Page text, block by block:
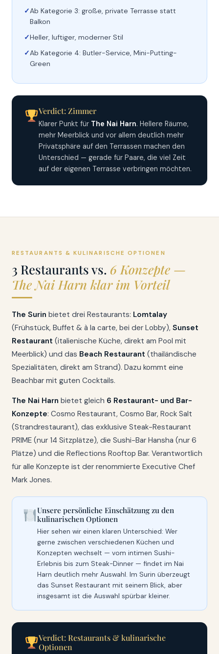
Ab Kategorie 3: große, private Terrasse statt
Balkon
Heller, luftiger, moderner Stil
Ab Kategorie 4: Butler-Service, Mini-Putting-
Green
Verdict: Zimmer
Klarer Punkt für The Nai Harn. Hellere Räume,
mehr Meerblick und vor allem deutlich mehr
Privatsphäre auf den Terrassen machen den
Unterschied — gerade für Paare, die viel Zeit
auf der eigenen Terrasse verbringen möchten.
RESTAURANTS & KULINARISCHE OPTIONEN
3 Restaurants vs. 6 Konzepte —
The Nai Harn klar im Vorteil
The Surin bietet drei Restaurants: Lomtalay
(Frühstück, Buffet & à la carte, bei der Lobby), Sunset
Restaurant (italienische Küche, direkt am Pool mit
Meerblick) und das Beach Restaurant (thailändische
Spezialitäten, direkt am Strand). Dazu kommt eine
Beachbar mit guten Cocktails.
The Nai Harn bietet gleich 6 Restaurant- und Bar-
Konzepte: Cosmo Restaurant, Cosmo Bar, Rock Salt
(Strandrestaurant), das exklusive Steak-Restaurant
PRIME (nur 14 Sitzplätze), die Sushi-Bar Hansha (nur 6
Plätze) und die Reflections Rooftop Bar. Verantwortlich
für alle Konzepte ist der renommierte Executive Chef
Mark Jones.
Unsere persönliche Einschätzung zu den
kulinarischen Optionen
Hier sehen wir einen klaren Unterschied: Wer
gerne zwischen verschiedenen Küchen und
Konzepten wechselt — vom intimen Sushi-
Erlebnis bis zum Steak-Dinner — findet im Nai
Harn deutlich mehr Auswahl. Im Surin überzeugt
das Sunset Restaurant mit seinem Blick, aber
insgesamt ist die Auswahl spürbar kleiner.
Verdict: Restaurants & kulinarische
Optionen